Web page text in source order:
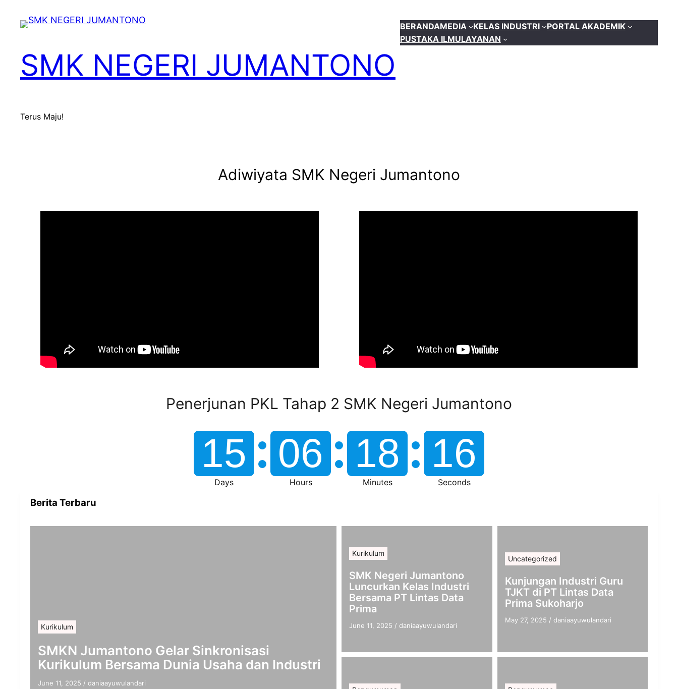
SMK NEGERI JUMANTONO
Terus Maju!
BERANDAMEDIA KELAS INDUSTRI
PORTAL AKADEMIK
PUSTAKA ILMULAYANAN
Adiwiyata SMK Negeri Jumantono
Penerjunan PKL Tahap 2 SMK Negeri Jumantono
15
Days
06
Hours
18
Minutes
15
Seconds
Berita Terbaru
Kurikulum
SMKN Jumantono Gelar Sinkronisasi
Kurikulum Bersama Dunia Usaha dan Industri
June 11, 2025 / daniaayuwulandari
Kurikulum
SMK Negeri Jumantono
Luncurkan Kelas Industri
Bersama PT Lintas Data
Prima
June 11, 2025 / daniaayuwulandari
Uncategorized
Kunjungan Industri Guru
TJKT di PT Lintas Data
Prima Sukoharjo
May 27, 2025 / daniaayuwulandari